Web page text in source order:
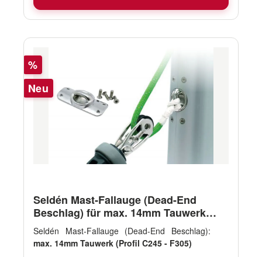
Rabatt
%
Neu
Seldén Mast-Fallauge (Dead-End
Beschlag) für max. 14mm Tauwerk
(Profile C245 - F305)
Seldén Mast-Fallauge (Dead-End Beschlag):
max. 14mm Tauwerk (Profil C245 - F305)